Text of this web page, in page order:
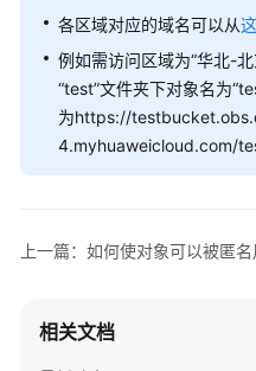
产
计
费
入
门
各区域对应的域名可以从
例如需访问区域为“华北-
“test”文件夹下对象名为
为https://
4.myhuaweicloud.com/
上一篇：如何使对象可以被匿
相关文档